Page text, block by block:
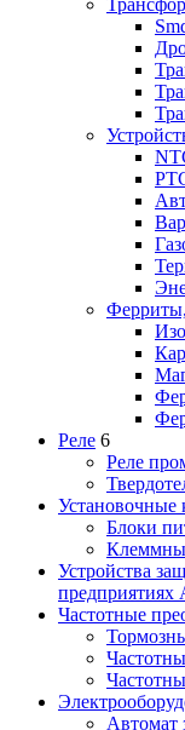
Реле 6
Реле
Установочные
Блоки
Устройства
Частотные
Автомат